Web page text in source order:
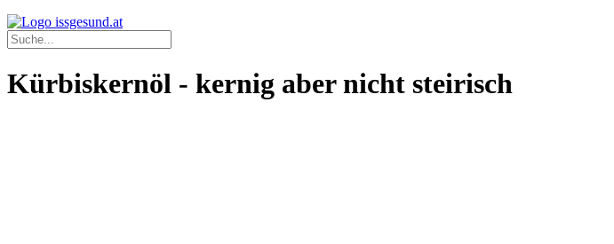
Kürbiskernöl - kernig aber nicht steirisch